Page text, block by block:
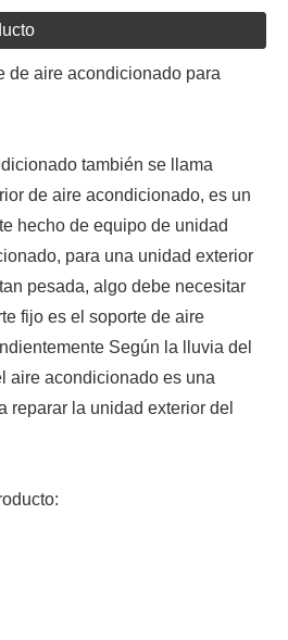
de aire acondicionado para
también se llama
de aire acondicionado, es un
hecho de equipo de unidad
para una unidad exterior
pesada, algo debe necesitar
fijo es el soporte de aire
Según la lluvia del
aire acondicionado es una
reparar la unidad exterior del